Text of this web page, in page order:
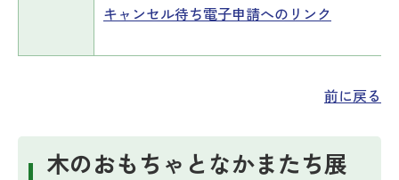
キャンセル待ち電子申請へのリンク
前に戻る
木のおもちゃとなかまたち展